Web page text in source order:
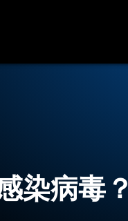
染病毒？